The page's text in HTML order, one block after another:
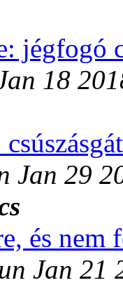
jégfogó
18
Jan 29
és nem
Jan 21